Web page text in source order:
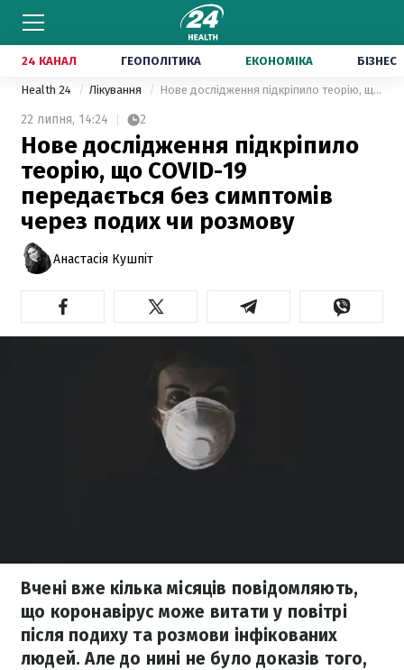
24 КАНАЛ ГЕОПОЛІТИКА ЕКОНОМІКА БІЗНЕС
Health 24 Лікування Нове дослідження підкріпило теорію, що COVID-19 передається без симптомів через подих чи розмову
22 липня, 14:24 2
Нове дослідження підкріпило
теорію, що COVID-19
передається без симптомів
через подих чи розмову
Анастасія Кушпіт
Вчені вже кілька місяців повідомляють,
що коронавірус може витати у повітрі
після подиху та розмови інфікованих
людей. Але до нині не було доказів того,